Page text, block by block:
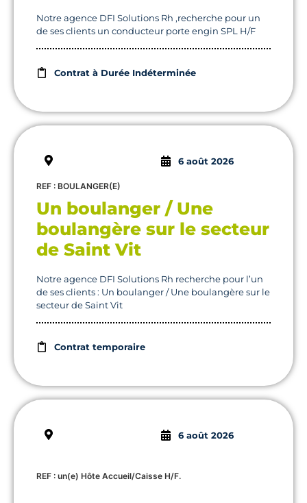
Notre agence DFI Solutions Rh ,recherche pour un
de ses clients un conducteur porte engin SPL H/F
Contrat à Durée Indéterminée
6 août 2026
REF : BOULANGER(E)
Un boulanger / Une
boulangère sur le secteur
de Saint Vit
Notre agence DFI Solutions Rh recherche pour l’un
de ses clients : Un boulanger / Une boulangère sur le
secteur de Saint Vit
Contrat temporaire
6 août 2026
REF : un(e) Hôte Accueil/Caisse H/F.